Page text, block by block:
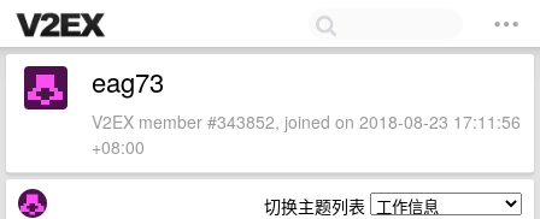
eag73
V2EX member #343852, joined on 2018-08-23 17:11:56
+08:00
切换主题列表